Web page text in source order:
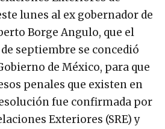
lunes al ex gobernador de
Borge Angulo, que el
septiembre se concedió
de México, para que
penales que existen en
fue confirmada por
Exteriores (SRE) y